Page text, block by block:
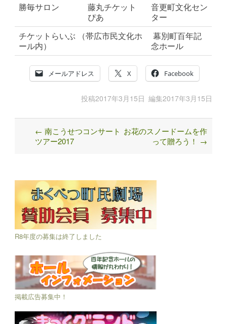
勝毎サロン
藤丸チケット
ぴあ
音更町文化セン
ター
チケットらいぶ （帯広市民文化ホ
ール内）
幕別町百年記
念ホール
メールアドレス X Facebook
投稿2017年3月15日 編集2017年3月15日
Post
navigation
← 南こうせつコンサート
ツアー2017
お花のスノードームを作
って贈ろう！ →
R8年度の募集は終了しました
掲載広告募集中！